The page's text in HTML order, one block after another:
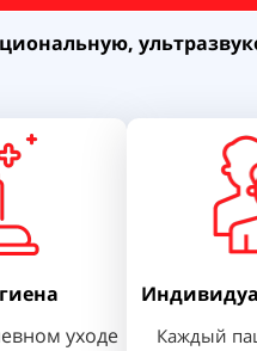
уходе
Каждый